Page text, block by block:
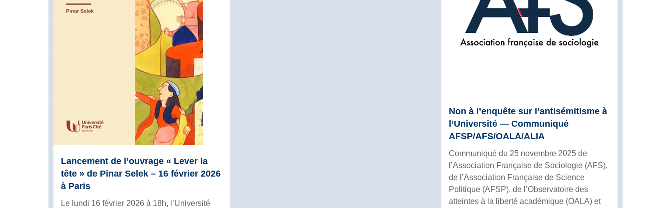
Lancement de l’ouvrage « Lever la
tête » de Pinar Selek – 16 février 2026
à Paris
Le lundi 16 février 2026 à 18h, l’Université
Non à l’enquête sur l’antisémitisme à
l’Université — Communiqué
AFSP/AFS/OALA/ALIA
Communiqué du 25 novembre 2025 de
l’Association Française de Sociologie (AFS),
de l’Association Française de Science
Politique (AFSP), de l’Observatoire des
atteintes à la liberté académique (OALA) et